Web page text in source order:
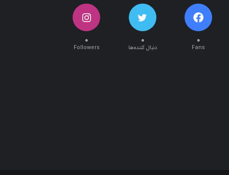
۰
Fans
۰
دنبال کننده‌ها
۰
Followers